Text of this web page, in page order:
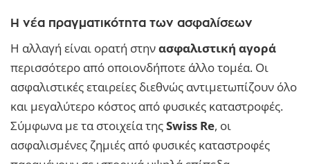
Η νέα πραγματικότητα των ασφαλίσεων
Η αλλαγή είναι ορατή στηνασφαλιστική αγορά
περισσότερο από οποιονδήποτε άλλο τομέα. Οι
ασφαλιστικές εταιρείες διεθνώς αντιμετωπίζουν όλο
και μεγαλύτερο κόστος από φυσικές καταστροφές.
Σύμφωνα με τα στοιχεία τηςSwiss Re, οι
ασφαλισμένες ζημιές από φυσικές καταστροφές